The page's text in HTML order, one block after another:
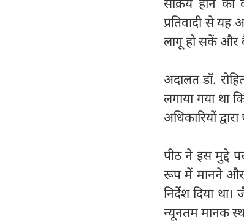
प्रतिवादी से यह
लागू हो सकें और
अदालत डॉ.
लगाया गया था
अधिकारियों
पीठ ने इस मुद्दे
रूप में मानने और
निर्देश दिया
न्यूनतम मानक